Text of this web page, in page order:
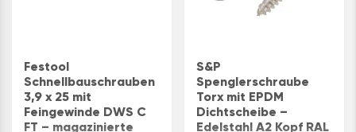
Festool
Schnellbauschrauben
3,9 x 25 mit
Feingewinde DWS C
FT – magazinierte
S&P
Spenglerschraube
Torx mit EPDM
Dichtscheibe –
Edelstahl A2 Kopf RAL